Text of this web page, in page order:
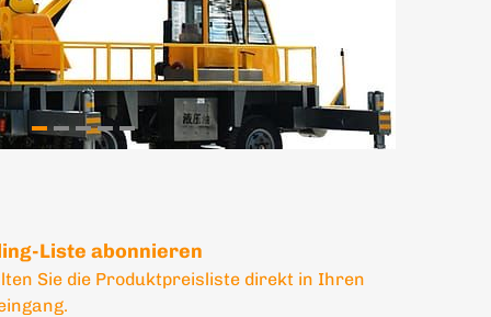
Liste abonnieren
Sie die Produktpreisliste direkt in Ihren